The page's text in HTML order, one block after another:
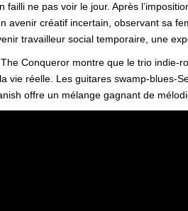
failli ne pas voir le jour. Après
avenir créatif incertain, observant sa
travailleur social temporaire, une
Conqueror montre que le trio
vie réelle. Les guitares swamp-blues-
offre un mélange gagnant de